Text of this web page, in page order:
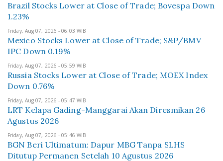
Brazil Stocks Lower at Close of Trade; Bovespa Down
1.23%
Friday, Aug 07, 2026 - 06:03 WIB
Mexico Stocks Lower at Close of Trade; S&P/BMV
IPC Down 0.19%
Friday, Aug 07, 2026 - 05:59 WIB
Russia Stocks Lower at Close of Trade; MOEX Index
Down 0.76%
Friday, Aug 07, 2026 - 05:47 WIB
LRT Kelapa Gading-Manggarai Akan Diresmikan 26
Agustus 2026
Friday, Aug 07, 2026 - 05:46 WIB
BGN Beri Ultimatum: Dapur MBG Tanpa SLHS
Ditutup Permanen Setelah 10 Agustus 2026